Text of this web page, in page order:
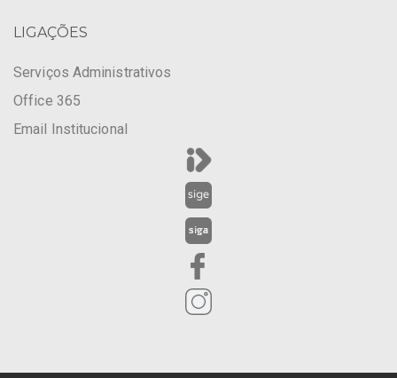
LIGAÇÕES
Serviços Administrativos
Office 365
Email Institucional